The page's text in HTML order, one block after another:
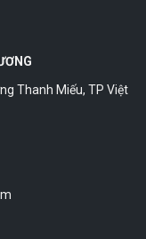
Thanh Miếu, TP Việt